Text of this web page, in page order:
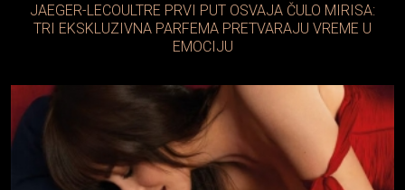
JAEGER-LECOULTRE PRVI PUT OSVAJA ČULO MIRISA:
TRI EKSKLUZIVNA PARFEMA PRETVARAJU VREME U
EMOCIJU